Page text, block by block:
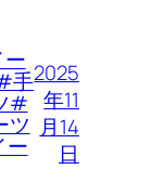
手
#
ツ
ー
2025
年11
月14
日